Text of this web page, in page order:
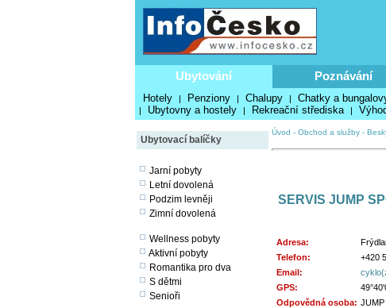
Ubytování Poznávání
Hotely | Penziony | Chalupy | Chatky a
| Ubytovny a hostely | Rekreační střediska |
Ubytovací balíčky
Jarní pobyty
Letní dovolená
Podzim levněji
Zimní dovolená
Wellness pobyty
Aktivní pobyty
Romantika pro dva
S dětmi
Senioři
Úvod - Obchod a služby-
SERVIS JUMP
Adresa:
Telefon:
+420
Email:
GPS:
Odpovědná osoba: JUMP